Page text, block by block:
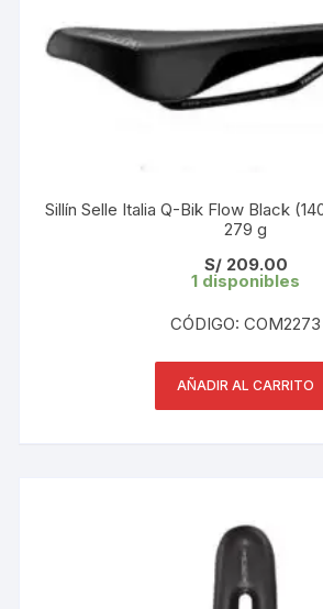
Sillín Selle Italia Q-Bik Flow Black
279 g
S/209.00
1 disponibles
CÓDIGO: COM2273
AÑADIR AL CARRITO